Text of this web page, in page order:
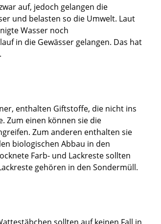
auf, jedoch gelangen die
und belasten so die Umwelt. Laut
Wasser noch
in die Gewässer gelangen. Das hat
enthalten Giftstoffe, die nicht ins
Zum einen können sie die
Zum anderen enthalten sie
biologischen Abbau in den
Farb- und Lackreste sollten
gehören in den Sondermüll.